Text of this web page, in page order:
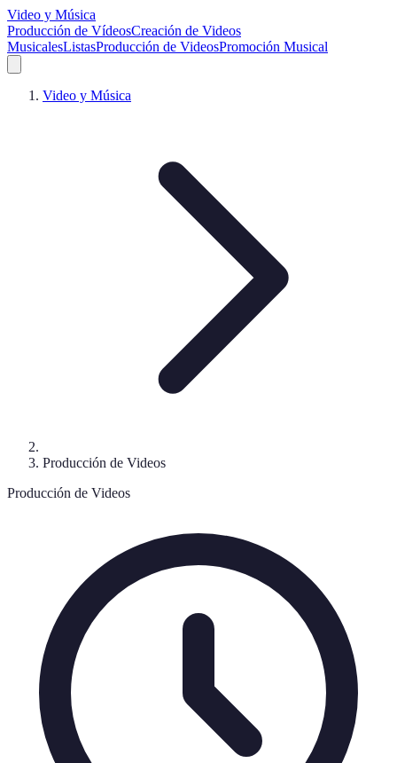
Video y Música
Producción de VídeosCreación de Videos
MusicalesListasProducción de VideosPromoción Musical
Video y Música
Producción de Videos
Producción de Videos